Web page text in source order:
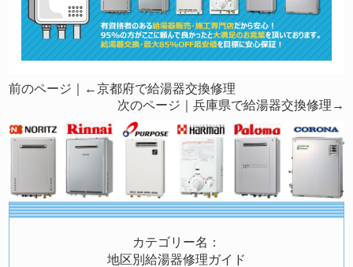
前のページ｜←京都府で給湯器交換修理
次のページ｜ 兵庫県で給湯器交換修理 →
カテゴリー名：
地区別給湯器修理ガイド